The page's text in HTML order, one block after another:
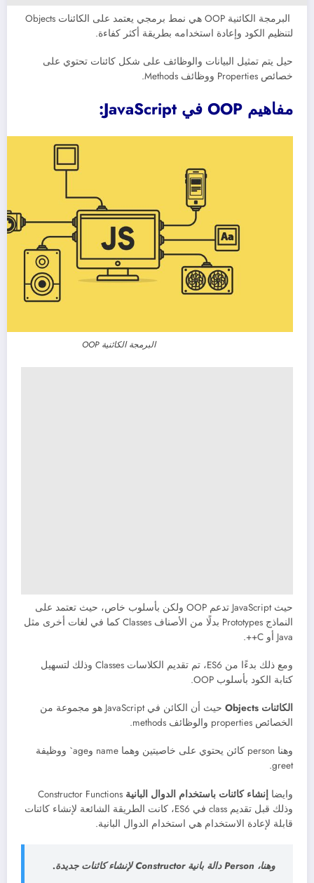
البرمجة الكائنية OOP هي نمط برمجي يعتمد على الكائنات Objects
لتنظيم الكود وإعادة استخدامه بطريقة أكثر كفاءة.
حيل يتم تمثيل البيانات والوظائف على شكل كائنات تحتوي على
خصائص Properties ووظائف Methods.
مفاهيم OOP في JavaScript:
البرمجة الكائنية OOP
حيث JavaScript تدعم OOP ولكن بأسلوب خاص، حيث تعتمد على
النماذج Prototypes بدلًا من الأصناف Classes كما في لغات أخرى مثل
Java أو C++.
ومع ذلك بدءًا من ES6، تم تقديم الكلاسات Classes وذلك لتسهيل
كتابة الكود بأسلوب OOP.
الكائنات Objects
حيث أن الكائن في JavaScript هو مجموعة من
الخصائص properties والوظائف methods.
وهنا person كائن يحتوي على خاصيتين وهما name وage` ووظيفة
greet.
وايضا إنشاء كائنات باستخدام الدوال البانية Constructor Functions
وذلك قبل تقديم class في ES6، كانت الطريقة الشائعة لإنشاء كائنات
قابلة لإعادة الاستخدام هي استخدام الدوال البانية.
وهنا، Person دالة بانية Constructor لإنشاء كائنات جديدة.